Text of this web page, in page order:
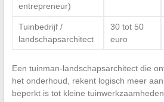
entrepreneur)
Tuinbedrijf /
landschapsarchitect
30 tot 50
euro
Een tuinman-landschapsarchitect die
het onderhoud, rekent logisch meer
beperkt is tot kleine